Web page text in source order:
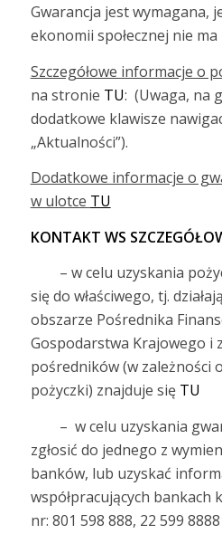
Gwarancja jest wymagana,
ekonomii społecznej nie
Szczegółowe informacje o
na stronie TU: (Uwaga, na
dodatkowe klawisze
„Aktualności”).
Dodatkowe informacje o
w ulotce TU
KONTAKT WS
– w celu uzyskania
się do właściwego, tj.
obszarze Pośrednika
Gospodarstwa Krajowego i
pośredników (w zależności
pożyczki) znajduje się TU
– w celu uzyskania
zgłosić do jednego z
banków, lub uzyskać
współpracujących bankach
nr: 801 598 888, 22 599 8888